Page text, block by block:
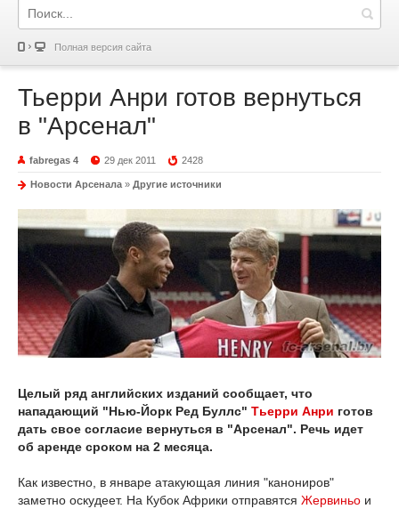
Полная версия сайта
Тьерри Анри готов вернуться
в "Арсенал"
fabregas 4 29 дек 2011 2428
Новости Арсенала » Другие источники
Целый ряд английских изданий сообщает, что
нападающий "Нью-Йорк Ред Буллс" Тьерри Анри готов
дать свое согласие вернуться в "Арсенал". Речь идет
об аренде сроком на 2 месяца.
Как известно, в январе атакующая линия "канониров"
заметно оскудеет. На Кубок Африки отправятся Жервиньо и